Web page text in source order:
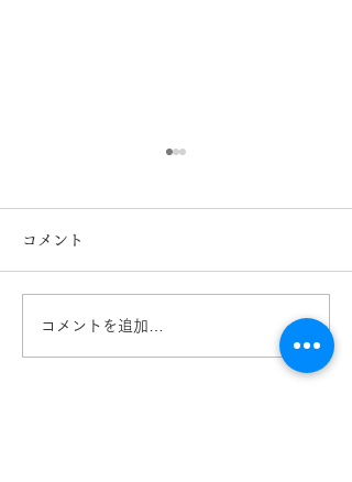
TIFFANY＆Co. ティファ
コメント
コメントを追加…